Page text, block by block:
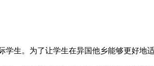
生。为了让学生在异国他乡能够更好地